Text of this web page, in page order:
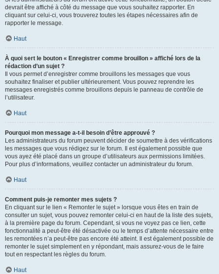
devrait être affiché à côté du message que vous souhaitez rapporter. En
cliquant sur celui-ci, vous trouverez toutes les étapes nécessaires afin de
rapporter le message.
Haut
À quoi sert le bouton « Enregistrer comme brouillon » affiché lors de la
rédaction d’un sujet ?
Il vous permet d’enregistrer comme brouillons les messages que vous
souhaitez finaliser et publier ultérieurement. Vous pouvez reprendre les
messages enregistrés comme brouillons depuis le panneau de contrôle de
l’utilisateur.
Haut
Pourquoi mon message a-t-il besoin d’être approuvé ?
Les administrateurs du forum peuvent décider de soumettre à des vérifications
les messages que vous rédigez sur le forum. Il est également possible que
vous ayez été placé dans un groupe d’utilisateurs aux permissions limitées.
Pour plus d’informations, veuillez contacter un administrateur du forum.
Haut
Comment puis-je remonter mes sujets ?
En cliquant sur le lien « Remonter le sujet » lorsque vous êtes en train de
consulter un sujet, vous pouvez remonter celui-ci en haut de la liste des sujets,
à la première page du forum. Cependant, si vous ne voyez pas ce lien, cette
fonctionnalité a peut-être été désactivée ou le temps d’attente nécessaire entre
les remontées n’a peut-être pas encore été atteint. Il est également possible de
remonter le sujet simplement en y répondant, mais assurez-vous de le faire
tout en respectant les règles du forum.
Haut